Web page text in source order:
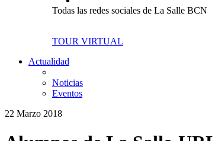
Todas las redes sociales de La Salle BCN
TOUR VIRTUAL
Actualidad
Noticias
Eventos
22 Marzo 2018